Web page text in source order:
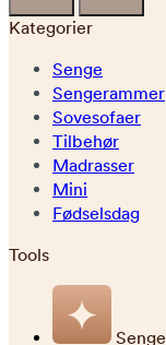
Kategorier
Senge
Sengerammer
Sovesofaer
Tilbehør
Madrasser
Mini
Fødselsdag
Tools